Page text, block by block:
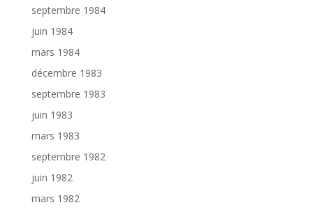
septembre 1984
juin 1984
mars 1984
décembre 1983
septembre 1983
juin 1983
mars 1983
septembre 1982
juin 1982
mars 1982